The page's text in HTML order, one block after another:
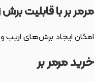
مرمر بر با قابلیت برش
امکان ایجاد برش‌های اریب و ۴۵ درجه در سنگ و سرامیک.
خرید مرمر بر